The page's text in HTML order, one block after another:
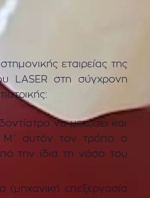
εταιρείας της
LASER στη σύγχρονη
να μειώσει και
Μ΄ αυτόν τον τρόπο ο
την ίδια τη νόσο του
(μηχανική επεξεργασία